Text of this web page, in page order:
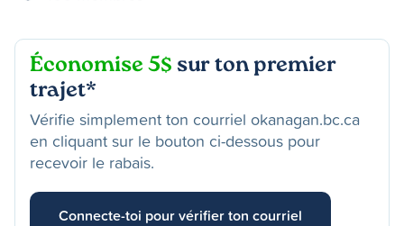
Économise 5$ sur ton premier
trajet*
Vérifie simplement ton courriel okanagan.bc.ca
en cliquant sur le bouton ci-dessous pour
recevoir le rabais.
Connecte-toi pour vérifier ton courriel